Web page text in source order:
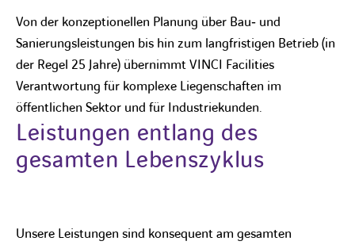
Von der konzeptionellen Planung über Bau‑ und
Sanierungsleistungen bis hin zum langfristigen Betrieb (in
der Regel 25 Jahre) übernimmt VINCI Facilities
Verantwortung für komplexe Liegenschaften im
öffentlichen Sektor und für Industriekunden.
Leistungen entlang des
gesamten Lebenszyklus
Unsere Leistungen sind konsequent am gesamten